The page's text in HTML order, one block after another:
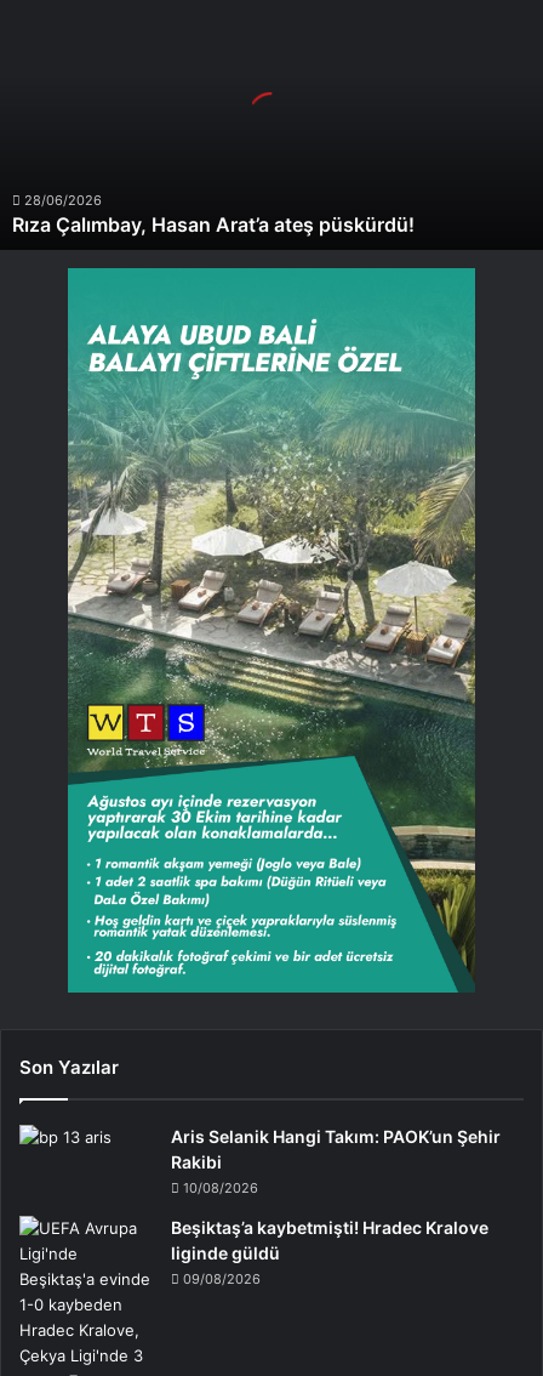
28/06/2026
Rıza Çalımbay, Hasan Arat’a ateş püskürdü!
Son Yazılar
Aris Selanik Hangi Takım: PAOK’un Şehir
Rakibi
10/08/2026
Beşiktaş’a kaybetmişti! Hradec Kralove
liginde güldü
09/08/2026